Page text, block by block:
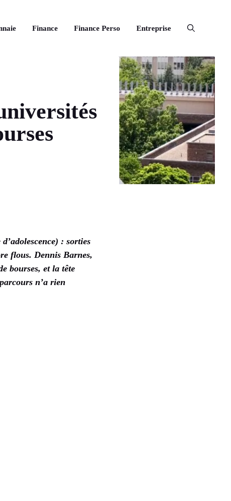
Finance Finance Perso Entreprise
: sorties
flous. Dennis Barnes,
bourses, et la tête
n’a rien